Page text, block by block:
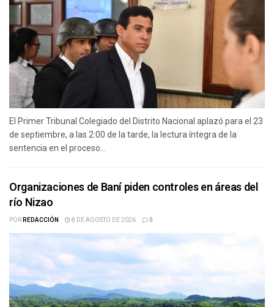
El Primer Tribunal Colegiado del Distrito Nacional aplazó para el 23
de septiembre, a las 2:00 de la tarde, la lectura íntegra de la
sentencia en el proceso...
Organizaciones de Baní piden controles en áreas del
río Nizao
PORREDACCIÓN 8 DE AGOSTO DE 2026 0